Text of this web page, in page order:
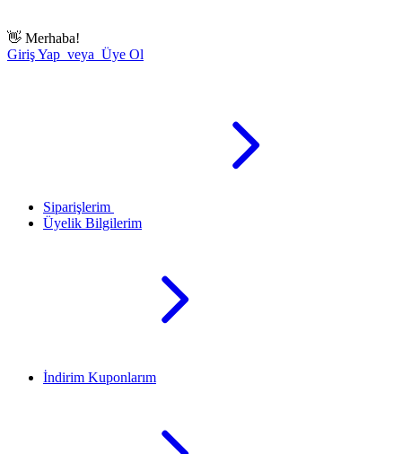
👋 Merhaba!
Giriş Yap veya Üye Ol
Siparişlerim
Üyelik Bilgilerim
İndirim Kuponlarım